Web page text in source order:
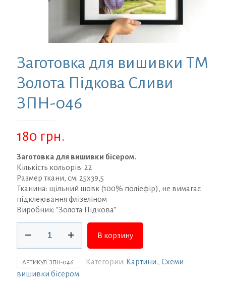
Заготовка для вишивки ТМ
Золота Підкова Сливи
ЗПН-046
180 грн.
Заготовка для вишивки бісером.
Кількість кольорів: 22
Размер ткани, см: 25х39,5
Тканина: щільний шовк (100% поліефір), не вимагає
підклеювання флізеліном
Виробник: “Золота Підкова”
товара
Заготовка
для
вишивки
В корзину
АРТИКУЛ: ЗПН-046 Категории: Картини. Схеми
вишивки бісером.